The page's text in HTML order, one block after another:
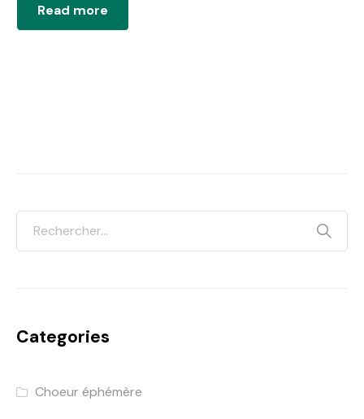
Read more
Categories
Choeur éphémère